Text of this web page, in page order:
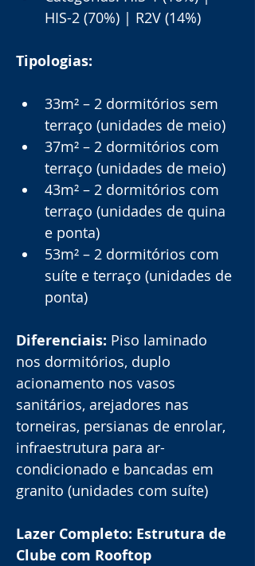
HIS-2 (70%) | R2V (14%)
Tipologias:
33m² – 2 dormitórios sem
terraço (unidades de meio)
37m² – 2 dormitórios com
terraço (unidades de meio)
43m² – 2 dormitórios com
terraço (unidades de quina
e ponta)
53m² – 2 dormitórios com
suíte e terraço (unidades de
ponta)
Diferenciais: Piso laminado
nos dormitórios, duplo
acionamento nos vasos
sanitários, arejadores nas
torneiras, persianas de enrolar,
infraestrutura para ar-
condicionado e bancadas em
granito (unidades com suíte)
Lazer Completo: Estrutura de
Clube com Rooftop